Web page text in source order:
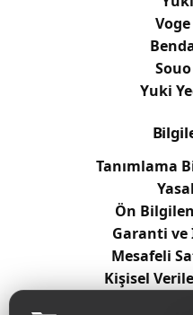
Yuki
Tanımlama
Ön
Garanti ve
Mesafeli
Kişisel